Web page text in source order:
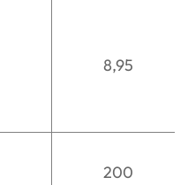
8,95
200